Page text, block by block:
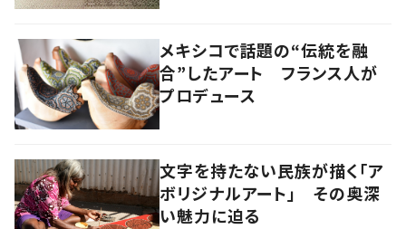
メキシコで話題の“伝統を融
合”したアート フランス人が
プロデュース
文字を持たない民族が描く「ア
ボリジナルアート」 その奥深
い魅力に迫る